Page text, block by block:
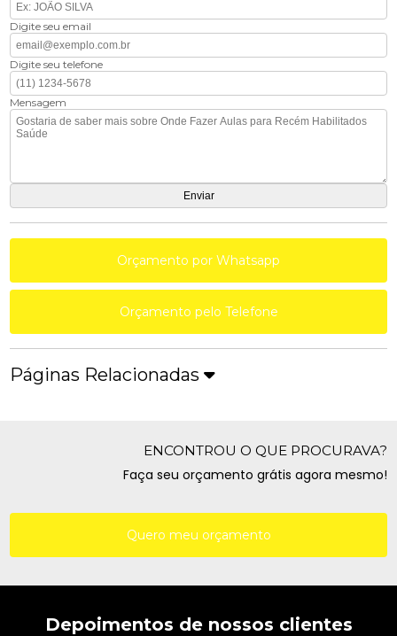
Digite seu email
Digite seu telefone
Mensagem
Orçamento por Whatsapp
Orçamento pelo Telefone
Páginas Relacionadas
ENCONTROU O QUE PROCURAVA?
Faça seu orçamento grátis agora mesmo!
Quero meu orçamento
Depoimentos de nossos clientes